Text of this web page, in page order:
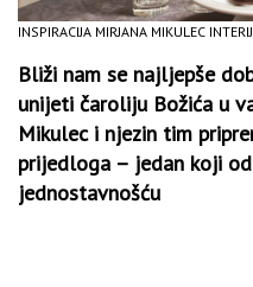
INSPIRACIJA MIRJANA MIKULEC
Bliži nam se najljepše
unijeti čaroliju Božića u
Mikulec i njezin tim
prijedloga – jedan koji
jednostavnošću